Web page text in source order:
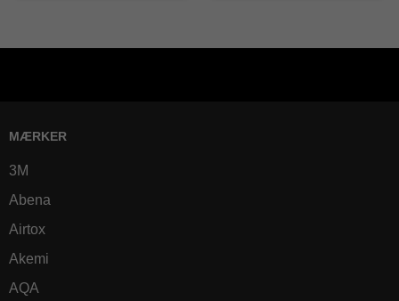
MÆRKER
3M
Abena
Airtox
Akemi
AQA